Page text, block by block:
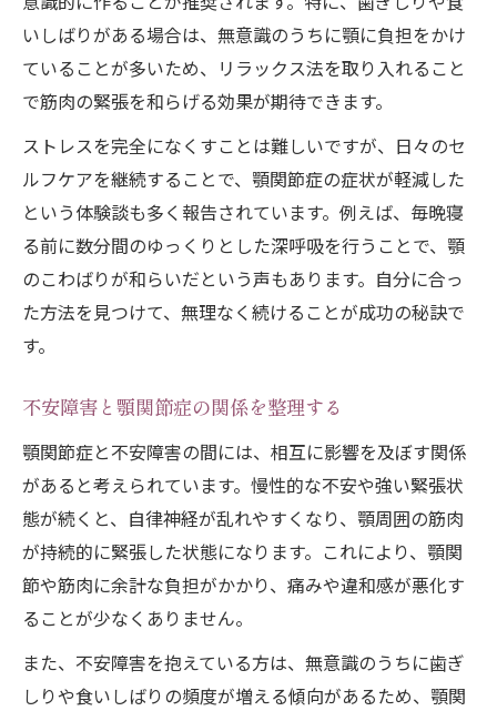
いしばりがある場合は、無意識のうちに顎に負担をかけ
ていることが多いため、リラックス法を取り入れること
で筋肉の緊張を和らげる効果が期待できます。
ストレスを完全になくすことは難しいですが、日々のセ
ルフケアを継続することで、顎関節症の症状が軽減した
という体験談も多く報告されています。例えば、毎晩寝
る前に数分間のゆっくりとした深呼吸を行うことで、顎
のこわばりが和らいだという声もあります。自分に合っ
た方法を見つけて、無理なく続けることが成功の秘訣で
す。
不安障害と顎関節症の関係を整理する
顎関節症と不安障害の間には、相互に影響を及ぼす関係
があると考えられています。慢性的な不安や強い緊張状
態が続くと、自律神経が乱れやすくなり、顎周囲の筋肉
が持続的に緊張した状態になります。これにより、顎関
節や筋肉に余計な負担がかかり、痛みや違和感が悪化す
ることが少なくありません。
また、不安障害を抱えている方は、無意識のうちに歯ぎ
しりや食いしばりの頻度が増える傾向があるため、顎関